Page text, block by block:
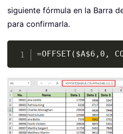
siguiente fórmula en la Barra
para confirmarla.
=OFFSET($A$6,0,